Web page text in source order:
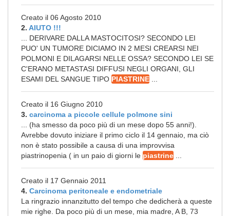
Creato il 06 Agosto 2010
2. AIUTO !!!
... DERIVARE DALLA MASTOCITOSI? SECONDO LEI
PUO' UN TUMORE DICIAMO IN 2 MESI CREARSI NEI
POLMONI E DILAGARSI NELLE OSSA? SECONDO LEI SE
C'ERANO METASTASI DIFFUSI NEGLI ORGANI, GLI
ESAMI DEL SANGUE TIPO PIASTRINE
Creato il 16 Giugno 2010
3. carcinoma a piccole cellule polmone sini
... (ha smesso da poco più di un mese dopo 55 anni!).
Avrebbe dovuto iniziare il primo ciclo il 14 gennaio, ma ciò
non è stato possibile a causa di una improvvisa
piastrinopenia ( in un paio di giorni le piastrine
Creato il 17 Gennaio 2011
4. Carcinoma peritoneale e endometriale
La ringrazio innanzitutto del tempo che dedicherà a queste
mie righe. Da poco più di un mese, mia madre, A B, 73